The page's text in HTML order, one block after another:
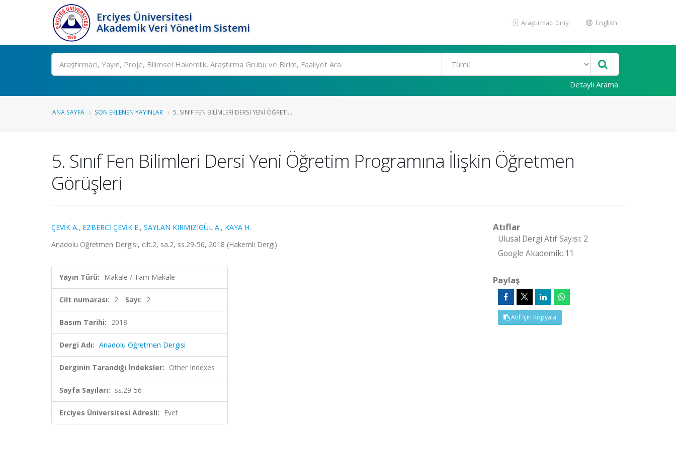
Erciyes Üniversitesi
Akademik Veri Yönetim Sistemi
Araştırmacı Girişi English
Ara
Detaylı Arama
ANA SAYFA SON EKLENEN YAYINLAR 5. SINIF FEN BILIMLERI DERSI YENI ÖĞRETI...
5. Sınıf Fen Bilimleri Dersi Yeni Öğretim Programına İlişkin Öğretmen
Görüşleri
ÇEVİK A., EZBERCİ ÇEVİK E., SAYLAN KIRMIZIGÜL A., KAYA H.
Anadolu Öğretmen Dergisi, cilt.2, sa.2, ss.29-56, 2018 (Hakemli Dergi)
Yayın Türü: Makale / Tam Makale
Cilt numarası: 2 Sayı: 2
Basım Tarihi: 2018
Dergi Adı: Anadolu Öğretmen Dergisi
Derginin Tarandığı İndeksler: Other Indexes
Sayfa Sayıları: ss.29-56
Erciyes Üniversitesi Adresli: Evet
Atıflar
Ulusal Dergi Atıf Sayısı: 2
Google Akademik: 11
Paylaş
Atıf İçin Kopyala